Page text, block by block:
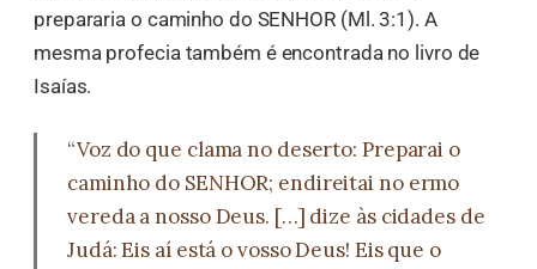
prepararia o caminho do SENHOR (Ml. 3:1). A
mesma profecia também é encontrada no livro de
Isaías.
“Voz do que clama no deserto: Preparai o
caminho do SENHOR; endireitai no ermo
vereda a nosso Deus. […] dize às cidades de
Judá: Eis aí está o vosso Deus! Eis que o